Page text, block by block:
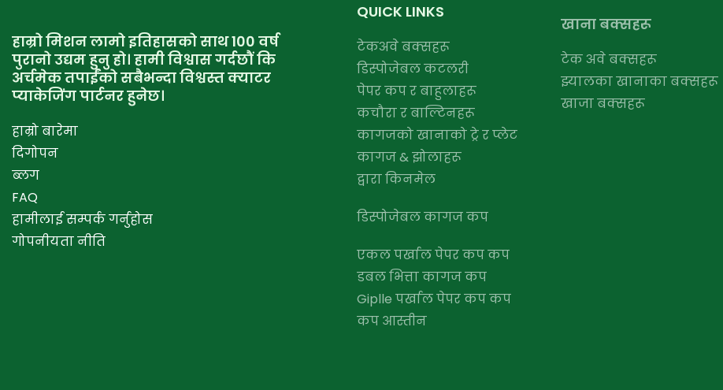
हाम्रो मिशन लामो इतिहासको साथ 100 वर्ष
पुरानो उद्यम हुनु हो। हामी विश्वास गर्दछौं कि
अर्चमेक तपाईंको सबैभन्दा विश्वस्त क्याटर
प्याकेजिंग पार्टनर हुनेछ।
हाम्रो बारेमा
दिगोपन
ब्लग
FAQ
हामीलाई सम्पर्क गर्नुहोस
गोपनीयता नीति
QUICK LINKS
टेकअवे बक्सहरू
डिस्पोजेबल कटलरी
पेपर कप र बाहुलाहरू
कचौरा र बाल्टिनहरू
कागजको खानाको ट्रे र प्लेट
कागज & झोलाहरू
द्वारा किनमेल
डिस्पोजेबल कागज कप
एकल पर्खाल पेपर कप कप
डबल भित्ता कागज कप
Giplle पर्खाल पेपर कप कप
कप आस्तीन
खाना बक्सहरू
टेक अवे बक्सहरू
झ्यालका खानाका बक्सहरू
खाजा बक्सहरू